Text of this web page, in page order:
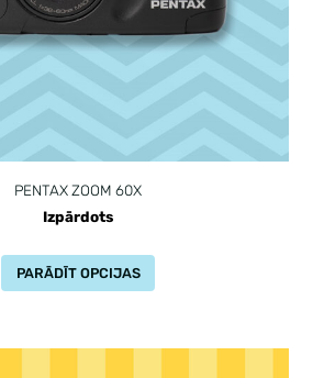
PENTAX ZOOM 60X
Izpārdots
PARĀDĪT OPCIJAS